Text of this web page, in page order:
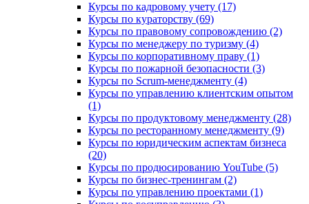
Курсы по кадровому учету (17)
Курсы по кураторству (69)
Курсы по правовому сопровождению (2)
Курсы по менеджеру по туризму (4)
Курсы по корпоративному праву (1)
Курсы по пожарной безопасности (3)
Курсы по Scrum-менеджменту (4)
Курсы по управлению клиентским опытом
(1)
Курсы по продуктовому менеджменту (28)
Курсы по ресторанному менеджменту (9)
Курсы по юридическим аспектам бизнеса
(20)
Курсы по продюсированию YouTube (5)
Курсы по бизнес-тренингам (2)
Курсы по управлению проектами (1)